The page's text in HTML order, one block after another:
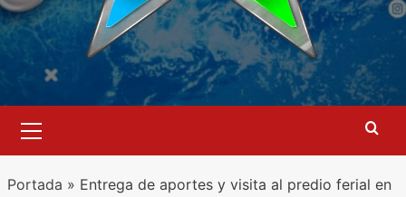
primario
Portada » Entrega de aportes y visita al predio ferial en